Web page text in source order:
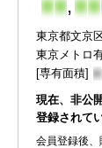
- - ,- -
東京都文京
東京メトロ
[専有面積] -
現在、非公
登録されて
会員登録後、